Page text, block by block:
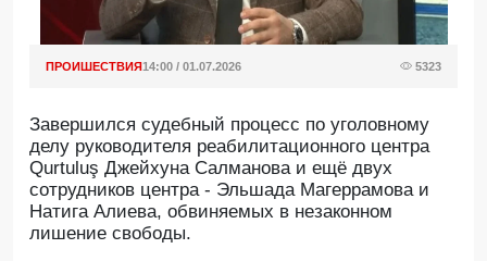
ПРОИШЕСТВИЯ14:00 / 01.07.2026 5323
Завершился судебный процесс по уголовному
делу руководителя реабилитационного центра
Qurtuluş Джейхуна Салманова и ещё двух
сотрудников центра - Эльшада Магеррамова и
Натига Алиева, обвиняемых в незаконном
лишение свободы.